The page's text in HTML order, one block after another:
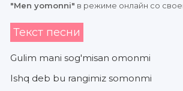
"Men yomonni" в режиме онлайн со
Текст песни
Gulim mani sog'misan omonmi
Ishq deb bu rangimiz somonmi